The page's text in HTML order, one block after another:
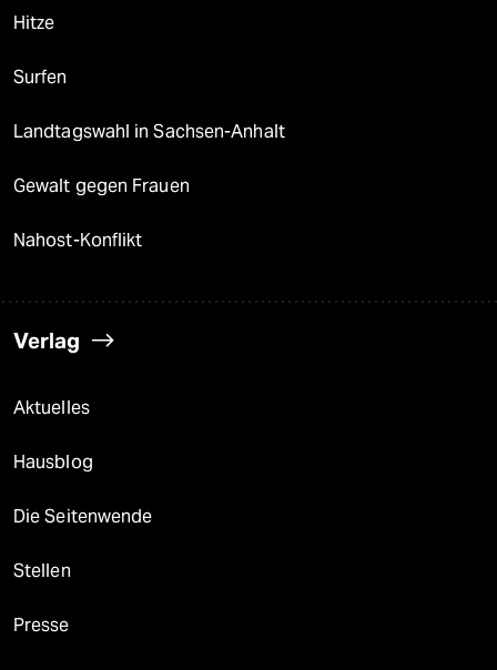
Hitze
Surfen
Landtagswahl in Sachsen-Anhalt
Gewalt gegen Frauen
Nahost-Konflikt
Verlag
Aktuelles
Hausblog
Die Seitenwende
Stellen
Presse